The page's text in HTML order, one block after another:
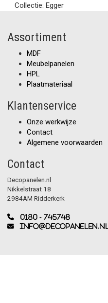
Collectie: Egger
Assortiment
MDF
Meubelpanelen
HPL
Plaatmateriaal
Klantenservice
Onze werkwijze
Contact
Algemene voorwaarden
Contact
Decopanelen.nl
Nikkelstraat 18
2984AM Ridderkerk
0180 - 745748
info@decopanelen.nl